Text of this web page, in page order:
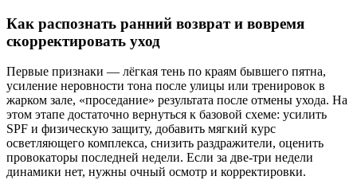
Как распознать ранний возврат и вовремя
скорректировать уход
Первые признаки — лёгкая тень по краям бывшего пятна,
усиление неровности тона после улицы или тренировок в
жарком зале, «проседание» результата после отмены ухода. На
этом этапе достаточно вернуться к базовой схеме: усилить
SPF и физическую защиту, добавить мягкий курс
осветляющего комплекса, снизить раздражители, оценить
провокаторы последней недели. Если за две-три недели
динамики нет, нужны очный осмотр и корректировки.